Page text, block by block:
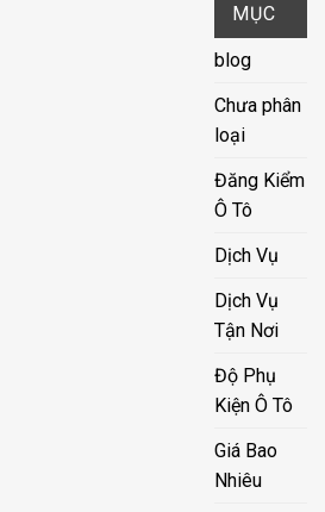
MỤC
blog
Chưa phân
loại
Đăng Kiểm
Ô Tô
Dịch Vụ
Dịch Vụ
Tận Nơi
Độ Phụ
Kiện Ô Tô
Giá Bao
Nhiêu